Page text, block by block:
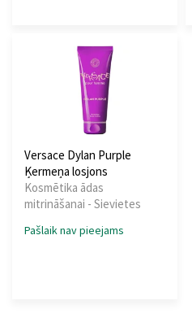
Versace Dylan Purple
Ķermeņa losjons
Kosmētika ādas
mitrināšanai - Sievietes
Pašlaik nav pieejams